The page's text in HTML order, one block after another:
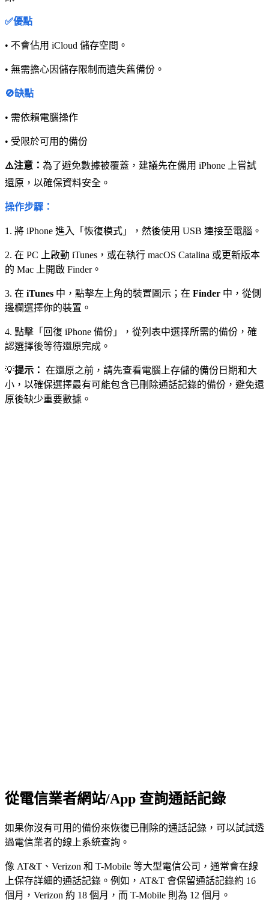
✅優點
• 不會佔用 iCloud 儲存空間。
• 無需擔心因儲存限制而遺失舊備份。
🚫缺點
• 需依賴電腦操作
• 受限於可用的備份
⚠️注意： 為了避免數據被覆蓋，建議先在備用 iPhone 上嘗試
還原，以確保資料安全。
操作步驟：
1. 將 iPhone 進入「恢復模式」，然後使用 USB 連接至電腦。
2. 在 PC 上啟動 iTunes，或在執行 macOS Catalina 或更新版本
的 Mac 上開啟 Finder。
3. 在 iTunes 中，點擊左上角的裝置圖示；在 Finder 中，從側
邊欄選擇你的裝置。
4. 點擊「回復 iPhone 備份」，從列表中選擇所需的備份，確
認選擇後等待還原完成。
💡提示： 在還原之前，請先查看電腦上存儲的備份日期和大
小，以確保選擇最有可能包含已刪除通話記錄的備份，避免還
原後缺少重要數據。
從電信業者網站/App 查詢通話記錄
如果你沒有可用的備份來恢復已刪除的通話記錄，可以試試透
過電信業者的線上系統查詢。
像 AT&T、Verizon 和 T-Mobile 等大型電信公司，通常會在線
上保存詳細的通話記錄。例如，AT&T 會保留通話記錄約 16
個月，Verizon 約 18 個月，而 T-Mobile 則為 12 個月。